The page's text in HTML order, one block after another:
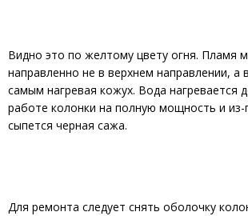
Видно это по желтому цвету огня. Пламя
направленно не в верхнем направлении, а
самым нагревая кожух. Вода нагревается
работе колонки на полную мощность и из-
сыпется черная сажа.
Для ремонта следует снять оболочку